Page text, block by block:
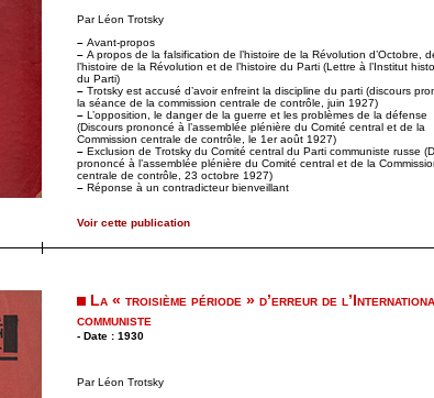
Par Léon Trotsky
– Avant-propos
– A propos de la falsification de l’histoire de la Révolution d’Octobre,
l’histoire de la Révolution et de l’histoire du Parti (Lettre à l’Institut
du Parti)
– Trotsky est accusé d’avoir enfreint la discipline du parti (discours
la séance de la commission centrale de contrôle, juin 1927)
– L’opposition, le danger de la guerre et les problèmes de la défense
(Discours prononcé à l’assemblée plénière du Comité central et de la
Commission centrale de contrôle, le 1er août 1927)
– Exclusion de Trotsky du Comité central du Parti communiste russe
prononcé à l’assemblée plénière du Comité central et de la
centrale de contrôle, 23 octobre 1927)
– Réponse à un contradicteur bienveillant
Voir cette publication
La « troisième période » d’erreur de
communiste
- Date : 1930
Par Léon Trotsky